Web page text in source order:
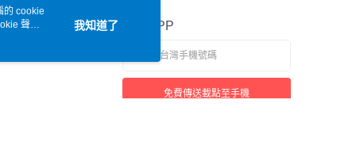
官方APP
免費傳送載點至手機
的 cookie
聲明
我知道了